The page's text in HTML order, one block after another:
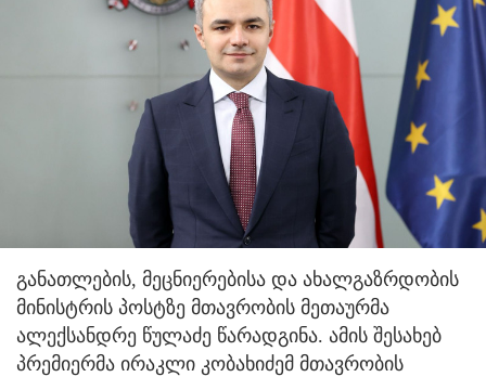
განათლების, მეცნიერებისა და ახალგაზრდობის
მინისტრის პოსტზე მთავრობის მეთაურმა
ალექსანდრე წულაძე წარადგინა. ამის შესახებ
პრემიერმა ირაკლი კობახიძემ მთავრობის